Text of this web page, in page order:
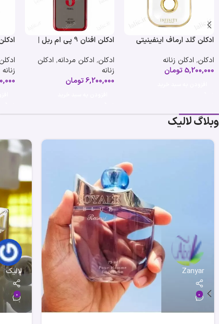
ادکلن گلد ارماف اینفینیتی
For Women
ادکلن, ادکلن زنانه
5,200,000 تومان
ادکلن افنان 9 پی ام ربل |
ادکلن, ادکلن مردانه, ادکلن
زنانه
6,200,000تومان
زنانه
وبلاگ لالیک
Zanyar
0
لالیک
0